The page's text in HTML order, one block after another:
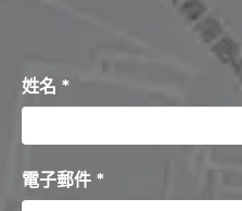
姓名 *
電子郵件 *